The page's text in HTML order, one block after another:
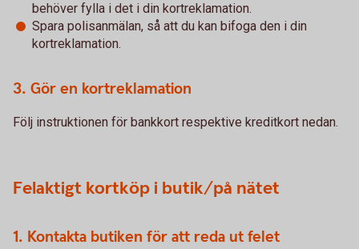
behöver fylla i det i din kortreklamation.
Spara polisanmälan, så att du kan bifoga den i din
kortreklamation.
3. Gör en kortreklamation
Följ instruktionen för bankkort respektive kreditkort nedan.
Felaktigt kortköp i butik/på nätet
1. Kontakta butiken för att reda ut felet